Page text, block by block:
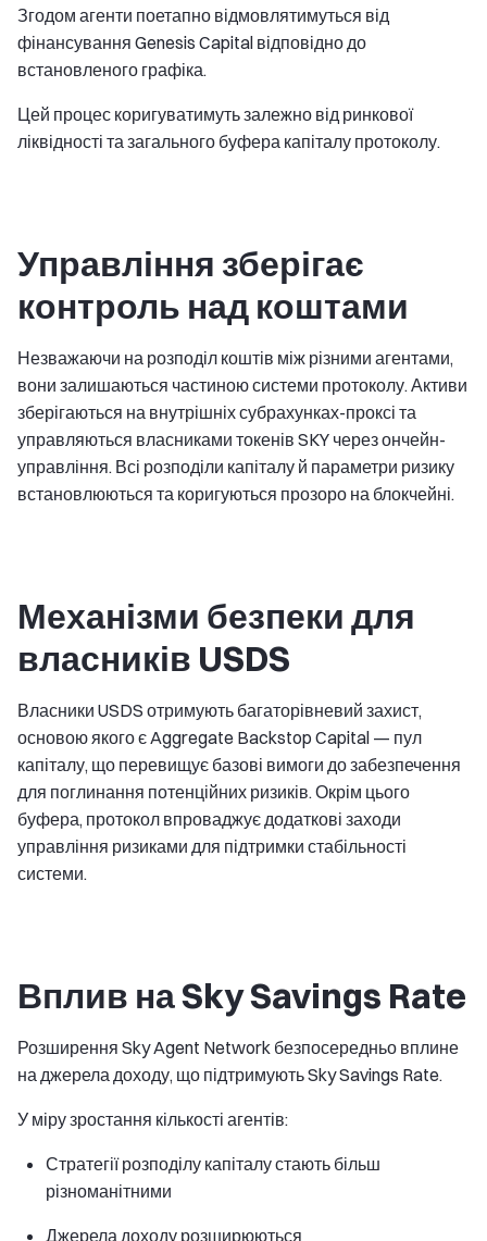
Згодом агенти поетапно відмовлятимуться від
фінансування Genesis Capital відповідно до
встановленого графіка.
Цей процес коригуватимуть залежно від ринкової
ліквідності та загального буфера капіталу протоколу.
Управління зберігає
контроль над коштами
Незважаючи на розподіл коштів між різними агентами,
вони залишаються частиною системи протоколу. Активи
зберігаються на внутрішніх субрахунках-проксі та
управляються власниками токенів SKY через ончейн-
управління. Всі розподіли капіталу й параметри ризику
встановлюються та коригуються прозоро на блокчейні.
Механізми безпеки для
власників USDS
Власники USDS отримують багаторівневий захист,
основою якого є Aggregate Backstop Capital — пул
капіталу, що перевищує базові вимоги до забезпечення
для поглинання потенційних ризиків. Окрім цього
буфера, протокол впроваджує додаткові заходи
управління ризиками для підтримки стабільності
системи.
Вплив на Sky Savings Rate
Розширення Sky Agent Network безпосередньо вплине
на джерела доходу, що підтримують Sky Savings Rate.
У міру зростання кількості агентів:
Стратегії розподілу капіталу стають більш
різноманітними
Джерела доходу розширюються